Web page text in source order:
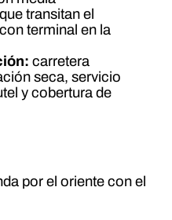
transitan el
terminal en la
carretera
seca, servicio
y cobertura de
por el oriente con el